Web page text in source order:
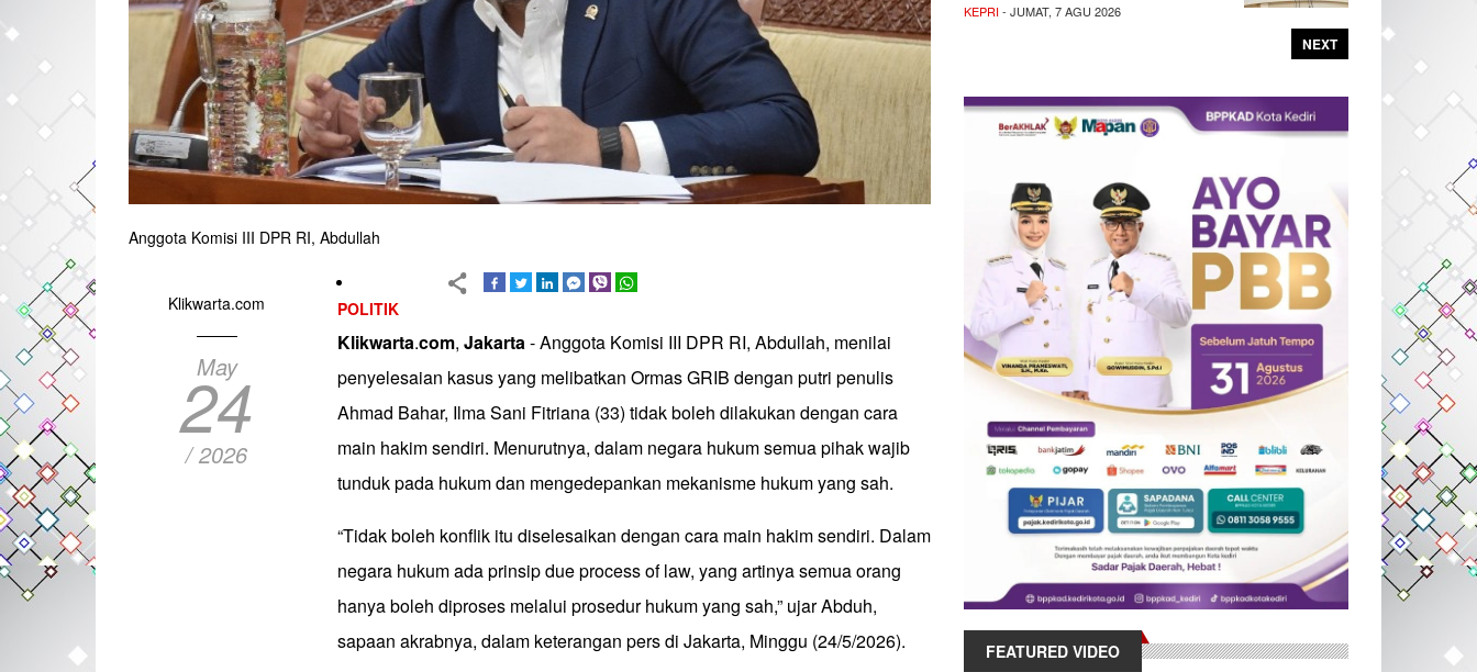
Anggota Komisi III DPR RI, Abdullah
Klikwarta.com
May
24
/ 2026
POLITIK
Klikwarta.com, Jakarta- Anggota Komisi III DPR RI, Abdullah, menilai
penyelesaian kasus yang melibatkan Ormas GRIB dengan putri penulis
Ahmad Bahar, Ilma Sani Fitriana (33) tidak boleh dilakukan dengan cara
main hakim sendiri. Menurutnya, dalam negara hukum semua pihak wajib
tunduk pada hukum dan mengedepankan mekanisme hukum yang sah.
“Tidak boleh konflik itu diselesaikan dengan cara main hakim sendiri. Dalam
negara hukum ada prinsip due process of law, yang artinya semua orang
hanya boleh diproses melalui prosedur hukum yang sah,” ujar Abduh,
sapaan akrabnya, dalam keterangan pers di Jakarta, Minggu (24/5/2026).
KEPRI- JUMAT, 7 AGU 2026
NEXT
FEATURED VIDEO